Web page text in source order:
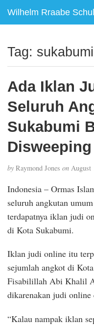
Wilhelm Rraabe
Tag: sukabumi
Ada Iklan
Seluruh
Sukabumi
by Raymond Jones on August
Indonesia – Ormas
seluruh angkutan
terdapatnya iklan judi
di Kota Sukabumi.
Iklan judi online itu
sejumlah angkot di
Fisabilillah Abi Khalil
dikarenakan judi online
“Kalau nampak iklan